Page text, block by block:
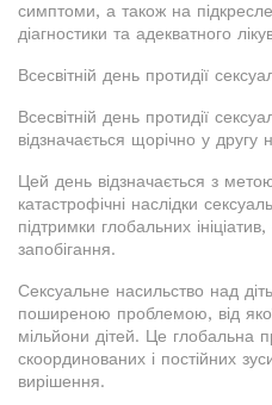
симптоми, а також на
діагностики та адекватного
Всесвітній день протидії
Всесвітній день протидії
відзначається щорічно у другу
Цей день відзначається з
катастрофічні наслідки
підтримки глобальних
запобігання.
Сексуальне насильство над
поширеною проблемою, від
мільйони дітей. Це глобальна
скоординованих і постійних
вирішення.